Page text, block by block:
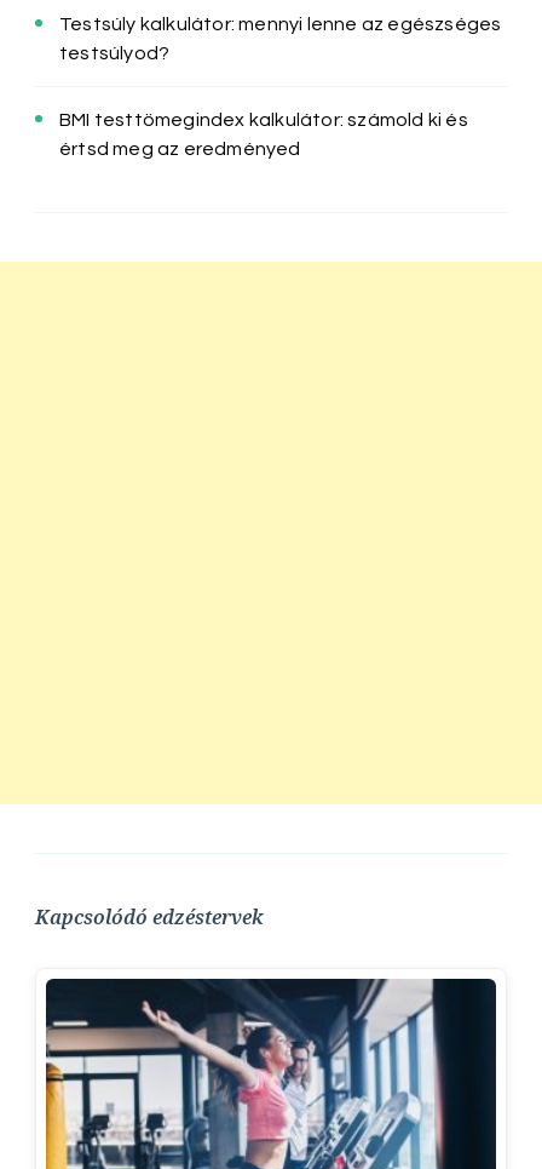
Testsúly kalkulátor: mennyi lenne az egészséges
testsúlyod?
BMI testtömegindex kalkulátor: számold ki és
értsd meg az eredményed
Kapcsolódó edzéstervek